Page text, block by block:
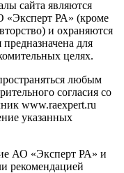
сайта являются
«Эксперт РА» (кроме
и охраняются
для
целях.
любым
согласия со
www.raexpert.ru
указанных
АО «Эксперт РА» и
рекомендацией